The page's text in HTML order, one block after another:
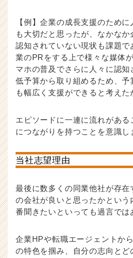
【例】企業の成長支援のため
も大切だと思ったが、なかな
認知されていない現状も課題で
業のPRをする上で様々な媒体
マホの普及でさらに人々に認知
低予算から取り組めるため、予
も幅広く支援ができると考えた
エピソードに一連に流れがある
につながりを持つことを意識し
当社志望理由
最後に数多くの同業他社が存在
の会社が良いと思ったかという
番聞きたいといっても過言では
企業HPや転職エージェントか
の特色を掴み、自分の志向とど